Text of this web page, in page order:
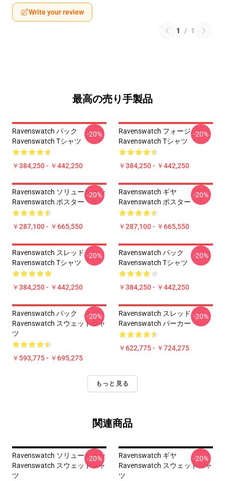
Write your review
1 / 1
最高の売り手製品
Ravenswatch パック
Ravenswatch Tシャツ
￥384,250 - ￥442,250
-20%
Ravenswatch フォージ
Ravenswatch Tシャツ
￥384,250 - ￥442,250
-20%
Ravenswatch ソリューション
Ravenswatch ポスター
￥287,100 - ￥665,550
-20%
Ravenswatch ギヤ
Ravenswatch ポスター
￥287,100 - ￥665,550
-20%
Ravenswatch スレッド
Ravenswatch Tシャツ
￥384,250 - ￥442,250
-20%
Ravenswatch パック
Ravenswatch Tシャツ
￥384,250 - ￥442,250
-20%
Ravenswatch パック
Ravenswatch スウェットシャ
ツ
￥593,775 - ￥695,275
-20%
Ravenswatch スレッド
Ravenswatch パーカー
￥622,775 - ￥724,275
-20%
もっと見る
関連商品
Ravenswatch ソリューション
Ravenswatch スウェットシャ
ツ
-20%
Ravenswatch ギヤ
Ravenswatch スウェットシャ
ツ
-20%